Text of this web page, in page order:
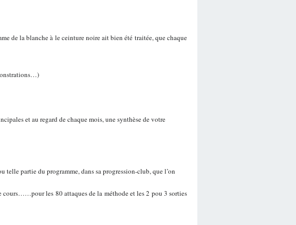
de la blanche à le ceinture noire ait bien été traitée, que chaque
et au regard de chaque mois, une synthèse de votre
telle partie du programme, dans sa progression-club, que l’on
cours……pour les 80 attaques de la méthode et les 2 pou 3 sorties